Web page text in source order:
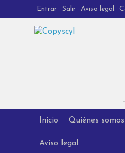
Entrar Salir Aviso legal
Inicio Quiénes somos
Aviso legal